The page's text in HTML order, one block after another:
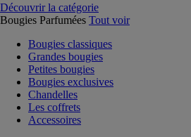
Découvrir la catégorie
Bougies Parfumées Tout voir
Bougies classiques
Grandes bougies
Petites bougies
Bougies exclusives
Chandelles
Les coffrets
Accessoires